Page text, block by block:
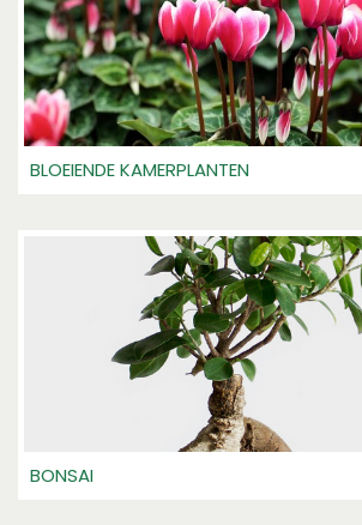
BLOEIENDE KAMERPLANTEN
BONSAI